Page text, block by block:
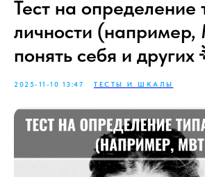
Тест на определение
личности (например,
понять себя и других
2025-11-10 13:47 ТЕСТЫ И ШКАЛЫ